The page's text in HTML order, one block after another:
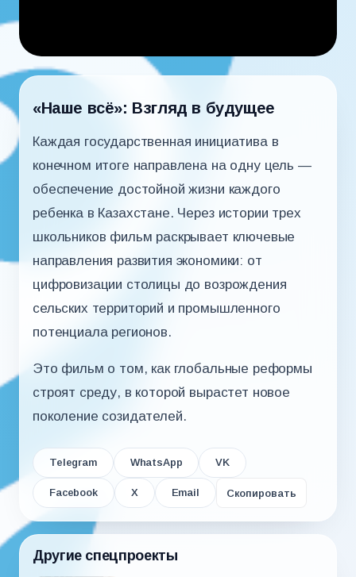
«Наше всё»: Взгляд в будущее
Каждая государственная инициатива в
конечном итоге направлена на одну цель —
обеспечение достойной жизни каждого
ребенка в Казахстане. Через истории трех
школьников фильм раскрывает ключевые
направления развития экономики: от
цифровизации столицы до возрождения
сельских территорий и промышленного
потенциала регионов.
Это фильм о том, как глобальные реформы
строят среду, в которой вырастет новое
поколение созидателей.
Telegram WhatsApp VK
Facebook X Email Скопировать
Другие спецпроекты